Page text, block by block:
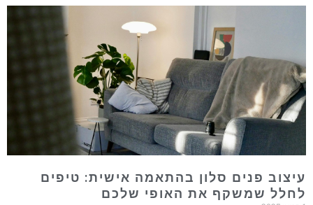
עיצוב פנים סלון בהתאמה אישית: טיפים
לחלל שמשקף את האופי שלכם